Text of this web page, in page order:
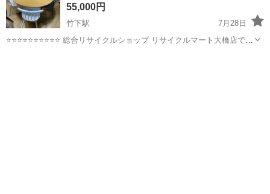
55,000円
竹下駅
7月28日
⭐️⭐️⭐️⭐️⭐️⭐️⭐️⭐️⭐️⭐ 総合リサイクルショップ リサイクルマート大橋店です